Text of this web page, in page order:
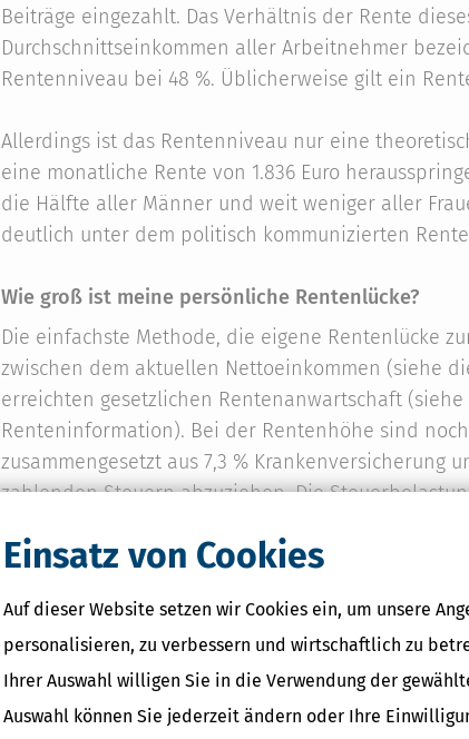
Einsatz von Cookies
Auf dieser Website setzen wir Cookies ein, um unsere
personalisieren, zu verbessern und wirtschaftlich zu
Ihrer Auswahl willigen Sie in die Verwendung der
Auswahl können Sie jederzeit ändern oder Ihre
Beiträge eingezahlt. Das Verhältnis der Rente
Durchschnittseinkommen aller Arbeitnehmer
Rentenniveau bei 48 %. Üblicherweise gilt ein
Allerdings ist das Rentenniveau nur eine
eine monatliche Rente von 1.836 Euro
die Hälfte aller Männer und weit weniger aller
deutlich unter dem politisch kommunizierten
Wie groß ist meine persönliche Rentenlücke?
Die einfachste Methode, die eigene Rentenlücke
zwischen dem aktuellen Nettoeinkommen (siehe
erreichten gesetzlichen Rentenanwartschaft
Renteninformation). Bei der Rentenhöhe sind
zusammengesetzt aus 7,3 % Krankenversicherung
zahlenden Steuern abzuziehen. Die
ab, zu dem auch das Einkommen des
(privaten) Renten, Geldanlagen und Vermietung
Wer eine etwas exaktere Berechnung möchte,
% pro Jahr, hinzu und vergleicht dieses
Rente auf der Grundlage der letzten fünf
Renteninformation und die Prognose im Absatz